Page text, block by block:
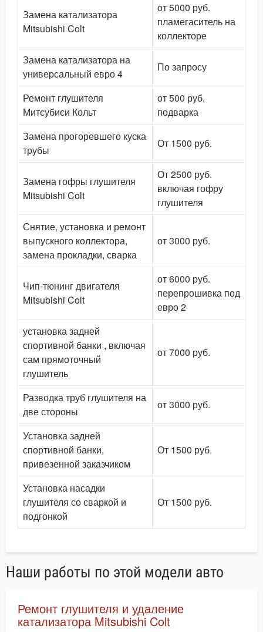
Замена катализатора
Mitsubishi Colt
от 5000 руб.
пламегаситель на
коллекторе
Замена катализатора на
универсальный евро 4
По запросу
Ремонт глушителя
Митсубиси Кольт
от 500 руб.
подварка
Замена прогоревшего куска
трубы
От 1500 руб.
Замена гофры глушителя
Mitsubishi Colt
От 2500 руб.
включая гофру
глушителя
Снятие, установка и ремонт
выпускного коллектора,
замена прокладки, сварка
от 3000 руб.
Чип-тюнинг двигателя
Mitsubishi Colt
от 6000 руб.
перепрошивка под
евро 2
установка задней
спортивной банки , включая
сам прямоточный
глушитель
от 7000 руб.
Разводка труб глушителя на
две стороны
от 3000 руб.
Установка задней
спортивной банки,
привезенной заказчиком
От 1500 руб.
Установка насадки
глушителя со сваркой и
подгонкой
От 1500 руб.
Наши работы по этой модели авто
Ремонт глушителя и удаление
катализатора Mitsubishi Colt